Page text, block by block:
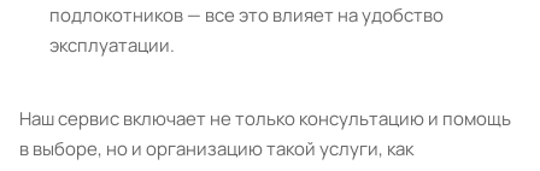
подлокотников — все это влияет на удобство
эксплуатации.
Наш сервис включает не только консультацию и помощь
в выборе, но и организацию такой услуги, как